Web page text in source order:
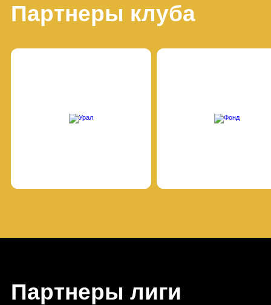
Партнеры клуба
Партнеры лиги